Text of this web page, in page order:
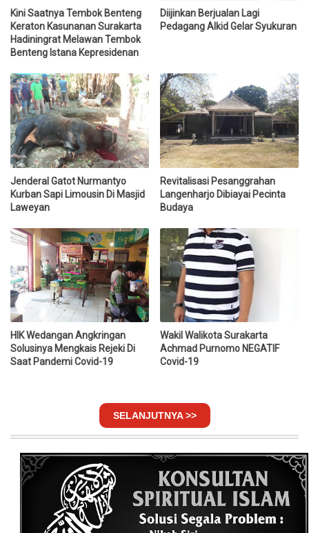
Kini Saatnya Tembok Benteng
Keraton Kasunanan Surakarta
Hadiningrat Melawan Tembok
Benteng Istana Kepresidenan
Diijinkan Berjualan Lagi
Pedagang Alkid Gelar Syukuran
Jenderal Gatot Nurmantyo
Kurban Sapi Limousin Di Masjid
Laweyan
Revitalisasi Pesanggrahan
Langenharjo Dibiayai Pecinta
Budaya
HIK Wedangan Angkringan
Solusinya Mengkais Rejeki Di
Saat Pandemi Covid-19
Wakil Walikota Surakarta
Achmad Purnomo NEGATIF
Covid-19
SELANJUTNYA >>